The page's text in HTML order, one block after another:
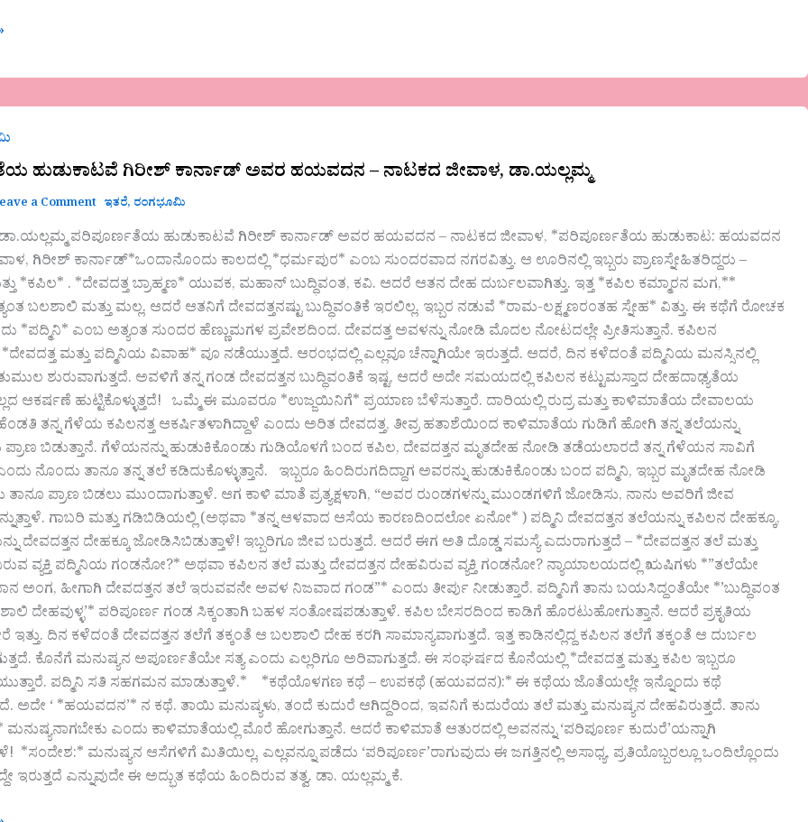
ಹುಡುಕಾಟವೆ ಗಿರೀಶ್‌ ಕಾರ್ನಾಡ್‌ ಅವರ ಹಯವದನ – ನಾಟಕದ ಜೀವಾಳ, ಡಾ.ಯಲ್ಲಮ್ಮ
a Comment ಇತರೆ, ರಂಗಭೂಮಿ
ಡಾ.ಯಲ್ಲಮ್ಮ ಪರಿಪೂರ್ಣತೆಯ ಹುಡುಕಾಟವೆ ಗಿರೀಶ್‌ ಕಾರ್ನಾಡ್‌ ಅವರ ಹಯವದನ – ನಾಟಕದ ಜೀವಾಳ, *ಪರಿಪೂರ್ಣತೆಯ ಹುಡುಕಾಟ: ಹಯವದನ
ಗಿರೀಶ್ ಕಾರ್ನಾಡ್*ಒಂದಾನೊಂದು ಕಾಲದಲ್ಲಿ *ಧರ್ಮಪುರ* ಎಂಬ ಸುಂದರವಾದ ನಗರವಿತ್ತು. ಆ ಊರಿನಲ್ಲಿ ಇಬ್ಬರು ಪ್ರಾಣಸ್ನೇಹಿತರಿದ್ದರು –
*ಕಪಿಲ* . *ದೇವದತ್ತ ಬ್ರಾಹ್ಮಣ* ಯುವಕ, ಮಹಾನ್ ಬುದ್ಧಿವಂತ, ಕವಿ. ಆದರೆ ಆತನ ದೇಹ ದುರ್ಬಲವಾಗಿತ್ತು. ಇತ್ತ *ಕಪಿಲ ಕಮ್ಮಾರನ ಮಗ,**
ಬಲಶಾಲಿ ಮತ್ತು ಮಲ್ಲ. ಆದರೆ ಆತನಿಗೆ ದೇವದತ್ತನಷ್ಟು ಬುದ್ಧಿವಂತಿಕೆ ಇರಲಿಲ್ಲ. ಇಬ್ಬರ ನಡುವೆ *ರಾಮ-ಲಕ್ಷ್ಮಣರಂತಹ ಸ್ನೇಹ* ವಿತ್ತು. ಈ ಕಥೆಗೆ ರೋಚಕ
*ಪದ್ಮಿನಿ* ಎಂಬ ಅತ್ಯಂತ ಸುಂದರ ಹೆಣ್ಣುಮಗಳ ಪ್ರವೇಶದಿಂದ. ದೇವದತ್ತ ಅವಳನ್ನು ನೋಡಿ ಮೊದಲ ನೋಟದಲ್ಲೇ ಪ್ರೀತಿಸುತ್ತಾನೆ. ಕಪಿಲನ
ಮತ್ತು ಪದ್ಮಿನಿಯ ವಿವಾಹ* ವೂ ನಡೆಯುತ್ತದೆ. ಆರಂಭದಲ್ಲಿ ಎಲ್ಲವೂ ಚೆನ್ನಾಗಿಯೇ ಇರುತ್ತದೆ. ಆದರೆ, ದಿನ ಕಳೆದಂತೆ ಪದ್ಮಿನಿಯ ಮನಸ್ಸಿನಲ್ಲಿ
ಶುರುವಾಗುತ್ತದೆ. ಅವಳಿಗೆ ತನ್ನ ಗಂಡ ದೇವದತ್ತನ ಬುದ್ಧಿವಂತಿಕೆ ಇಷ್ಟ, ಆದರೆ ಅದೇ ಸಮಯದಲ್ಲಿ ಕಪಿಲನ ಕಟ್ಟುಮಸ್ತಾದ ದೇಹದಾಢ್ಯತೆಯ
ಆಕರ್ಷಣೆ ಹುಟ್ಟಿಕೊಳ್ಳುತ್ತದೆ! ಒಮ್ಮೆ ಈ ಮೂವರೂ *ಉಜ್ಜಯಿನಿಗೆ* ಪ್ರಯಾಣ ಬೆಳೆಸುತ್ತಾರೆ. ದಾರಿಯಲ್ಲಿ ರುದ್ರ ಮತ್ತು ಕಾಳಿಮಾತೆಯ ದೇವಾಲಯ
ಹೆಂಡತಿ ತನ್ನ ಗೆಳೆಯ ಕಪಿಲನತ್ತ ಆಕರ್ಷಿತಳಾಗಿದ್ದಾಳೆ ಎಂದು ಅರಿತ ದೇವದತ್ತ, ತೀವ್ರ ಹತಾಶೆಯಿಂದ ಕಾಳಿಮಾತೆಯ ಗುಡಿಗೆ ಹೋಗಿ ತನ್ನ ತಲೆಯನ್ನು
ಪ್ರಾಣ ಬಿಡುತ್ತಾನೆ. ಗೆಳೆಯನನ್ನು ಹುಡುಕಿಕೊಂಡು ಗುಡಿಯೊಳಗೆ ಬಂದ ಕಪಿಲ, ದೇವದತ್ತನ ಮೃತದೇಹ ನೋಡಿ ತಡೆಯಲಾರದೆ ತನ್ನ ಗೆಳೆಯನ ಸಾವಿಗೆ
ನೊಂದು ತಾನೂ ತನ್ನ ತಲೆ ಕಡಿದುಕೊಳ್ಳುತ್ತಾನೆ. ಇಬ್ಬರೂ ಹಿಂದಿರುಗದಿದ್ದಾಗ ಅವರನ್ನು ಹುಡುಕಿಕೊಂಡು ಬಂದ ಪದ್ಮಿನಿ, ಇಬ್ಬರ ಮೃತದೇಹ ನೋಡಿ
ಪ್ರಾಣ ಬಿಡಲು ಮುಂದಾಗುತ್ತಾಳೆ. ಆಗ ಕಾಳಿ ಮಾತೆ ಪ್ರತ್ಯಕ್ಷಳಾಗಿ, “ಅವರ ರುಂಡಗಳನ್ನು ಮುಂಡಗಳಿಗೆ ಜೋಡಿಸು, ನಾನು ಅವರಿಗೆ ಜೀವ
ಗಾಬರಿ ಮತ್ತು ಗಡಿಬಿಡಿಯಲ್ಲಿ (ಅಥವಾ *ತನ್ನ ಆಳವಾದ ಆಸೆಯ ಕಾರಣದಿಂದಲೋ ಏನೋ* ) ಪದ್ಮಿನಿ ದೇವದತ್ತನ ತಲೆಯನ್ನು ಕಪಿಲನ ದೇಹಕ್ಕೂ,
ದೇವದತ್ತನ ದೇಹಕ್ಕೂ ಜೋಡಿಸಿಬಿಡುತ್ತಾಳೆ! ಇಬ್ಬರಿಗೂ ಜೀವ ಬರುತ್ತದೆ. ಆದರೆ ಈಗ ಅತಿ ದೊಡ್ಡ ಸಮಸ್ಯೆ ಎದುರಾಗುತ್ತದೆ – *ದೇವದತ್ತನ ತಲೆ ಮತ್ತು
ವ್ಯಕ್ತಿ ಪದ್ಮಿನಿಯ ಗಂಡನೋ?* ಅಥವಾ ಕಪಿಲನ ತಲೆ ಮತ್ತು ದೇವದತ್ತನ ದೇಹವಿರುವ ವ್ಯಕ್ತಿ ಗಂಡನೋ? ನ್ಯಾಯಾಲಯದಲ್ಲಿ ಋಷಿಗಳು *”ತಲೆಯೇ
ಅಂಗ, ಹೀಗಾಗಿ ದೇವದತ್ತನ ತಲೆ ಇರುವವನೇ ಅವಳ ನಿಜವಾದ ಗಂಡ”* ಎಂದು ತೀರ್ಪು ನೀಡುತ್ತಾರೆ. ಪದ್ಮಿನಿಗೆ ತಾನು ಬಯಸಿದ್ದಂತೆಯೇ *’ಬುದ್ಧಿವಂತ
ದೇಹವುಳ್ಳ’* ಪರಿಪೂರ್ಣ ಗಂಡ ಸಿಕ್ಕಂತಾಗಿ ಬಹಳ ಸಂತೋಷಪಡುತ್ತಾಳೆ. ಕಪಿಲ ಬೇಸರದಿಂದ ಕಾಡಿಗೆ ಹೊರಟುಹೋಗುತ್ತಾನೆ. ಆದರೆ ಪ್ರಕೃತಿಯ
ದಿನ ಕಳೆದಂತೆ ದೇವದತ್ತನ ತಲೆಗೆ ತಕ್ಕಂತೆ ಆ ಬಲಶಾಲಿ ದೇಹ ಕರಗಿ ಸಾಮಾನ್ಯವಾಗುತ್ತದೆ. ಇತ್ತ ಕಾಡಿನಲ್ಲಿದ್ದ ಕಪಿಲನ ತಲೆಗೆ ತಕ್ಕಂತೆ ಆ ದುರ್ಬಲ
ಕೊನೆಗೆ ಮನುಷ್ಯನ ಅಪೂರ್ಣತೆಯೇ ಸತ್ಯ ಎಂದು ಎಲ್ಲರಿಗೂ ಅರಿವಾಗುತ್ತದೆ. ಈ ಸಂಘರ್ಷದ ಕೊನೆಯಲ್ಲಿ *ದೇವದತ್ತ ಮತ್ತು ಕಪಿಲ ಇಬ್ಬರೂ
ಪದ್ಮಿನಿ ಸತಿ ಸಹಗಮನ ಮಾಡುತ್ತಾಳೆ.* *ಕಥೆಯೊಳಗಣ ಕಥೆ – ಉಪಕಥೆ (ಹಯವದನ):* ಈ ಕಥೆಯ ಜೊತೆಯಲ್ಲೇ ಇನ್ನೊಂದು ಕಥೆ
ಅದೇ ‘ *ಹಯವದನ’* ನ ಕಥೆ. ತಾಯಿ ಮನುಷ್ಯಳು, ತಂದೆ ಕುದುರೆ ಆಗಿದ್ದರಿಂದ, ಇವನಿಗೆ ಕುದುರೆಯ ತಲೆ ಮತ್ತು ಮನುಷ್ಯನ ದೇಹವಿರುತ್ತದೆ. ತಾನು
ಮನುಷ್ಯನಾಗಬೇಕು ಎಂದು ಕಾಳಿಮಾತೆಯಲ್ಲಿ ಮೊರೆ ಹೋಗುತ್ತಾನೆ. ಆದರೆ ಕಾಳಿಮಾತೆ ಆತುರದಲ್ಲಿ ಅವನನ್ನು ‘ಪರಿಪೂರ್ಣ ಕುದುರೆ’ಯನ್ನಾಗಿ
*ಸಂದೇಶ:* ಮನುಷ್ಯನ ಆಸೆಗಳಿಗೆ ಮಿತಿಯಿಲ್ಲ, ಎಲ್ಲವನ್ನೂ ಪಡೆದು ‘ಪರಿಪೂರ್ಣ’ರಾಗುವುದು ಈ ಜಗತ್ತಿನಲ್ಲಿ ಅಸಾಧ್ಯ, ಪ್ರತಿಯೊಬ್ಬರಲ್ಲೂ ಒಂದಿಲ್ಲೊಂದು
ಇರುತ್ತದೆ ಎನ್ನುವುದೇ ಈ ಅದ್ಭುತ ಕಥೆಯ ಹಿಂದಿರುವ ತತ್ವ. ಡಾ. ಯಲ್ಲಮ್ಮ ಕೆ.